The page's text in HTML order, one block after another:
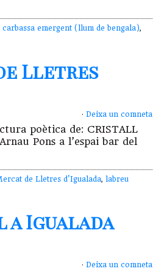
carbassa emergent (llum de bengala),
Lletres
· Deixa un
poètica de: CRISTALL
Pons a l’espai bar del
de Lletres d'Igualada, labreu
a Igualada
· Deixa un